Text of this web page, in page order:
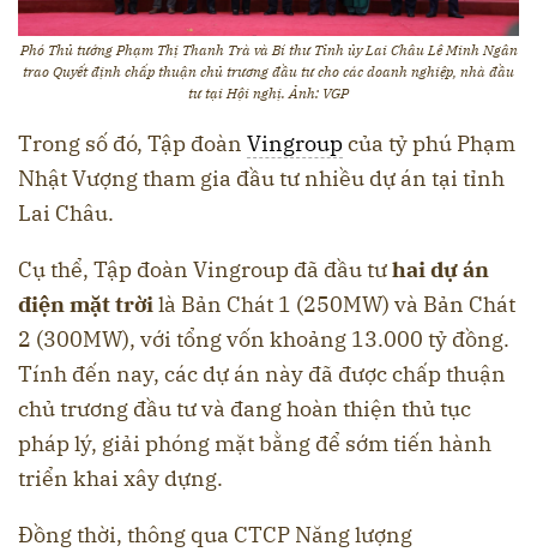
Phó Thủ tướng Phạm Thị Thanh Trà và Bí thư Tỉnh ủy Lai Châu Lê Minh Ngân
trao Quyết định chấp thuận chủ trương đầu tư cho các doanh nghiệp, nhà đầu
tư tại Hội nghị. Ảnh: VGP
Trong số đó, Tập đoàn Vingroupcủa tỷ phú Phạm
Nhật Vượng tham gia đầu tư nhiều dự án tại tỉnh
Lai Châu.
Cụ thể, Tập đoàn Vingroup đã đầu tưhai dự án
điện mặt trờilà Bản Chát 1 (250MW) và Bản Chát
2 (300MW), với tổng vốn khoảng 13.000 tỷ đồng.
Tính đến nay, các dự án này đã được chấp thuận
chủ trương đầu tư và đang hoàn thiện thủ tục
pháp lý, giải phóng mặt bằng để sớm tiến hành
triển khai xây dựng.
Đồng thời, thông qua CTCP Năng lượng